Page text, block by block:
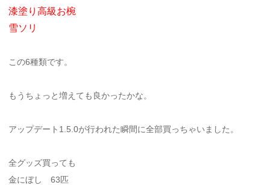
漆塗り高級お椀
雪ソリ
この6種類です。
もうちょっと増えても良かったかな。
アップデート1.5.0が行われた瞬間に全部買っちゃいました。
全グッズ買っても
金にぼし 63匹